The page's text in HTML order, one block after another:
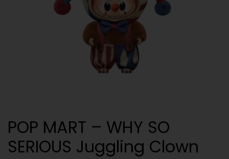
POP MART – WHY SO
SERIOUS Juggling Clown